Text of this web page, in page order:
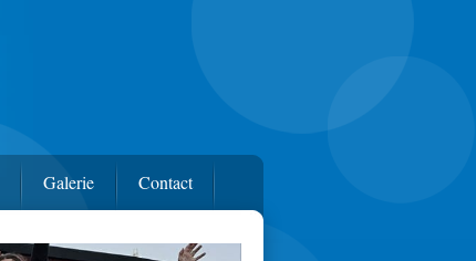
Galerie Contact